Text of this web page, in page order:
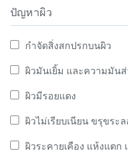
ทำ
ดีอีก
ปัญหาผิว
กำจัดสิ่งสกปรกบนผิว
ค้นหาจาก ปัญหาผิว: กำจัดสิ่
ผิวมันเยิ้ม และความมันส่
ค้นหาจาก ปัญหาผิว: ผิวมันเ
ผิวมีรอยแดง
ค้นหาจาก ปัญหาผิว: ผิวมีรอย
ผิวไม่เรียบเนียน ขรุขระ
ค้นหาจาก ปัญหาผิว: ผิวไม่เ
ผิวระคายเคือง แห้งแตก
ค้นหาจาก ปัญหาผิว: ผิวระค